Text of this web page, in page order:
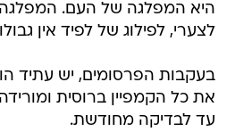
היא המפלגה של העם. המפלגה
לצערי, לפילוג של לפיד אין
בעקבות הפרסומים, יש עתיד
את כל הקמפיין ברוסית
עד לבדיקה מחודשת.